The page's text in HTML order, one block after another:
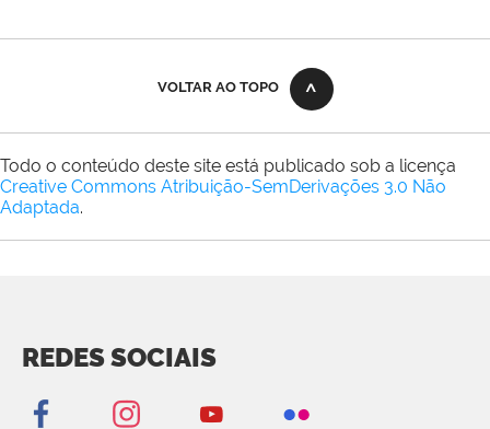
VOLTAR AO TOPO
Todo o conteúdo deste site está publicado sob a licença
Creative Commons Atribuição-SemDerivações 3.0 Não
Adaptada.
REDES SOCIAIS